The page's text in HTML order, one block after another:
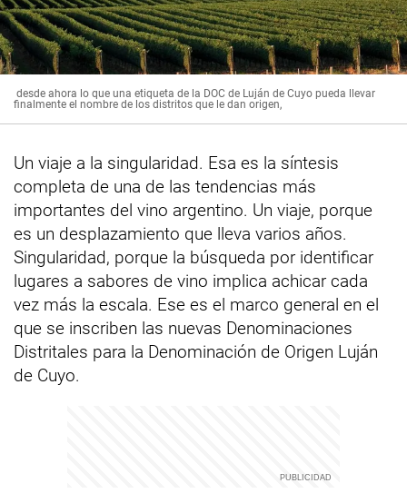
desde ahora lo que una etiqueta de la DOC de Luján de Cuyo pueda llevar
finalmente el nombre de los distritos que le dan origen,
Un viaje a la singularidad. Esa es la síntesis
completa de una de las tendencias más
importantes del vino argentino. Un viaje, porque
es un desplazamiento que lleva varios años.
Singularidad, porque la búsqueda por identificar
lugares a sabores de vino implica achicar cada
vez más la escala. Ese es el marco general en el
que se inscriben las nuevas Denominaciones
Distritales para la Denominación de Origen Luján
de Cuyo.